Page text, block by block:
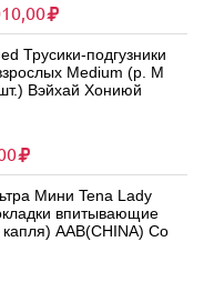
Трусики-подгузники
Medium (р. M
Вэйхай Хониюй
Мини Tena Lady
впитывающие
AAB(CHINA) Co